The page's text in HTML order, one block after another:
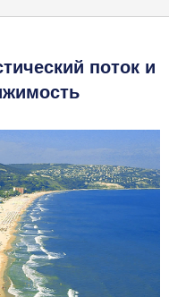
поток и